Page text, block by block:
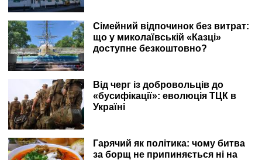
Сімейний відпочинок без витрат:
що у миколаївській «Казці»
доступне безкоштовно?
Від черг із добровольців до
«бусифікації»: еволюція ТЦК в
Україні
Гарячий як політика: чому битва
за борщ не припиняється ні на